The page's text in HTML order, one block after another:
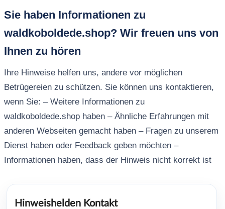
Sie haben Informationen zu
waldkoboldede.shop? Wir freuen uns von
Ihnen zu hören
Ihre Hinweise helfen uns, andere vor möglichen
Betrügereien zu schützen. Sie können uns kontaktieren,
wenn Sie: – Weitere Informationen zu
waldkoboldede.shop haben – Ähnliche Erfahrungen mit
anderen Webseiten gemacht haben – Fragen zu unserem
Dienst haben oder Feedback geben möchten –
Informationen haben, dass der Hinweis nicht korrekt ist
Hinweishelden Kontakt